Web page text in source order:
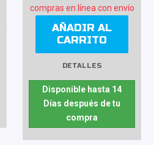
compras en línea con envío
AÑADIR AL
CARRITO
DETALLES
Disponible hasta 14
Días después de tu
compra